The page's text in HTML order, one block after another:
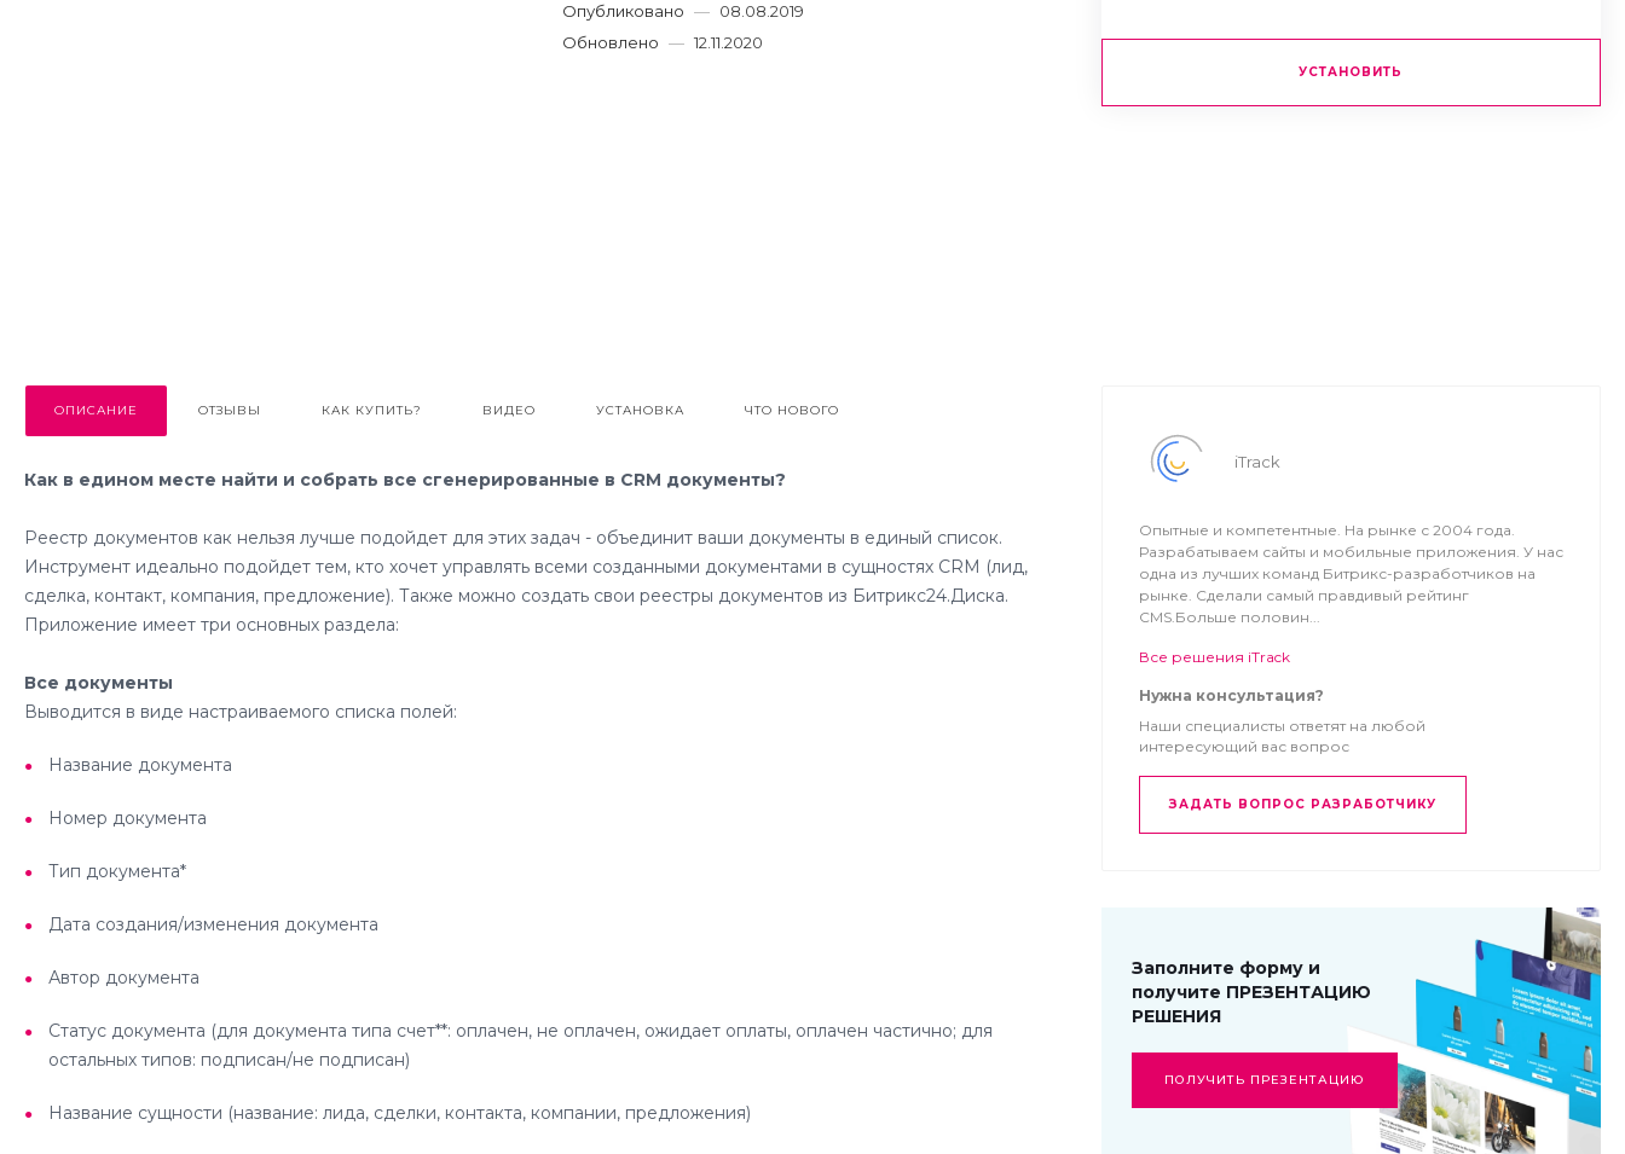
Опубликовано — 08.08.2019
Обновлено — 12.11.2020
УСТАНОВИТЬ
ОПИСАНИЕ ОТЗЫВЫ КАК КУПИТЬ? ВИДЕО УСТАНОВКА ЧТО НОВОГО
Как в едином месте найти и собрать все сгенерированные в CRM документы?
Реестр документов как нельзя лучше подойдет для этих задач - объединит ваши документы в единый список.
Инструмент идеально подойдет тем, кто хочет управлять всеми созданными документами в сущностях CRM (лид,
сделка, контакт, компания, предложение). Также можно создать свои реестры документов из Битрикс24.Диска.
Приложение имеет три основных раздела:
Все документы
Выводится в виде настраиваемого списка полей:
Название документа
Номер документа
Тип документа*
Дата создания/изменения документа
Автор документа
Статус документа (для документа типа счет**: оплачен, не оплачен, ожидает оплаты, оплачен частично; для
остальных типов: подписан/не подписан)
Название сущности (название: лида, сделки, контакта, компании, предложения)
iTrack
Опытные и компетентные. На рынке с 2004 года.
Разрабатываем сайты и мобильные приложения. У нас
одна из лучших команд Битрикс-разработчиков на
рынке. Сделали самый правдивый рейтинг
CMS.Больше половин...
Все решения iTrack
Нужна консультация?
Наши специалисты ответят на любой
интересующий вас вопрос
ЗАДАТЬ ВОПРОС РАЗРАБОТЧИКУ
Заполните форму и
получите ПРЕЗЕНТАЦИЮ
РЕШЕНИЯ
ПОЛУЧИТЬ ПРЕЗЕНТАЦИЮ